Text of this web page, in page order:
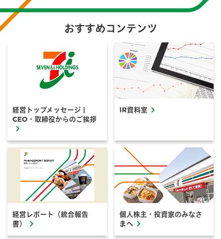
おすすめコンテンツ
経営トップメッセージ |
CEO・取締役からのご挨拶
IR資料室
経営レポート（統合報告
書）
個人株主・投資家のみなさ
まへ